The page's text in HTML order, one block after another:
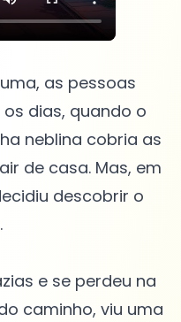
as pessoas
dias, quando o
neblina cobria as
de casa. Mas, em
descobrir o
e se perdeu na
caminho, viu uma